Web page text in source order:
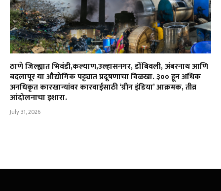
ठाणे जिल्ह्यात भिवंडी,कल्याण,उल्हासनगर, डोंबिवली, अंबरनाथ आणि
बदलापूर या औद्योगिक पट्ट्यात प्रदूषणाचा विळखा. ३०० हून अधिक
अनधिकृत कारखान्यांवर कारवाईसाठी ‘ग्रीन इंडिया’ आक्रमक, तीव्र
आंदोलनाचा इशारा.
July 31, 2026